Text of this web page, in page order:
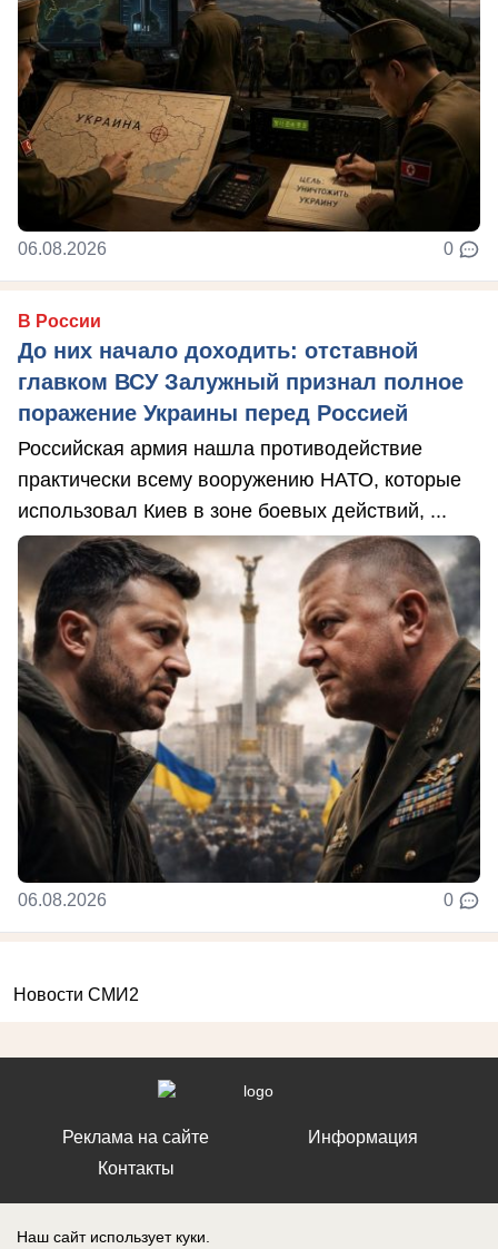
06.08.2026 0
В России
До них начало доходить: отставной
главком ВСУ Залужный признал полное
поражение Украины перед Россией
Российская армия нашла противодействие
практически всему вооружению НАТО, которые
использовал Киев в зоне боевых действий, ...
06.08.2026 0
Новости СМИ2
Реклама на сайте
Контакты
Информация
Наш сайт использует куки.